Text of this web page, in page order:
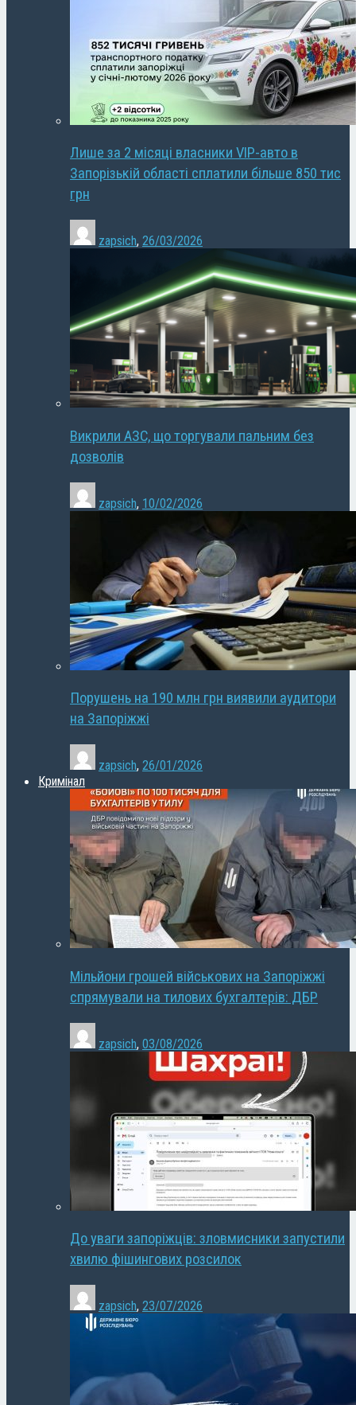
Лише за 2 місяці власники VIP-авто в
Запорізькій області сплатили більше 850 тис
грн
zapsich, 26/03/2026
Викрили АЗС, що торгували пальним без
дозволів
zapsich, 10/02/2026
Порушень на 190 млн грн виявили аудитори
на Запоріжжі
zapsich, 26/01/2026
Кримінал
Мільйони грошей військових на Запоріжжі
спрямували на тилових бухгалтерів: ДБР
zapsich, 03/08/2026
До уваги запоріжців: зловмисники запустили
хвилю фішингових розсилок
zapsich, 23/07/2026